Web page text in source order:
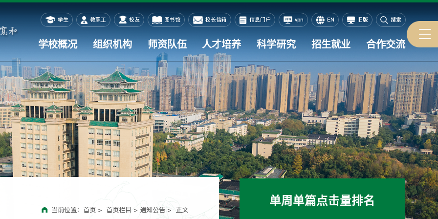
学生 教职工 校友 图书馆 校长信箱 信息门户 vpn EN 旧版 搜索
学校概况 组织机构 师资队伍 人才培养 科学研究 招生就业 合作交流
当前位置： 首页> 首页栏目 > 通知公告> 正文
单周单篇点击量排名